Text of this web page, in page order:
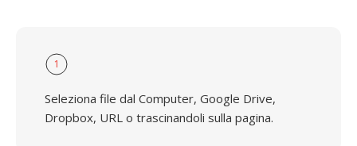
1
Seleziona file dal Computer, Google Drive,
Dropbox, URL o trascinandoli sulla pagina.